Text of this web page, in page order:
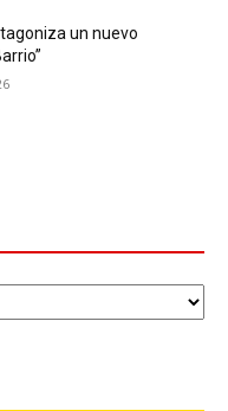
un nuevo